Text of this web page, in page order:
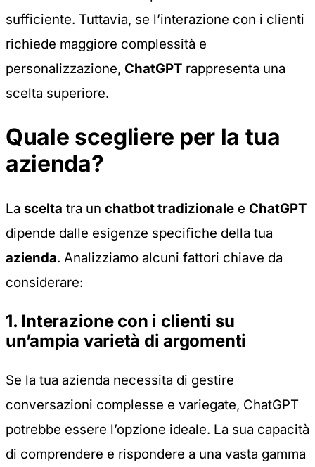
sufficiente. Tuttavia, se l’interazione con i clienti
richiede maggiore complessità e
personalizzazione, ChatGPT rappresenta una
scelta superiore.
Quale scegliere per la tua
azienda?
La scelta tra un chatbot tradizionale e ChatGPT
dipende dalle esigenze specifiche della tua
azienda. Analizziamo alcuni fattori chiave da
considerare:
1. Interazione con i clienti su
un’ampia varietà di argomenti
Se la tua azienda necessita di gestire
conversazioni complesse e variegate, ChatGPT
potrebbe essere l’opzione ideale. La sua capacità
di comprendere e rispondere a una vasta gamma